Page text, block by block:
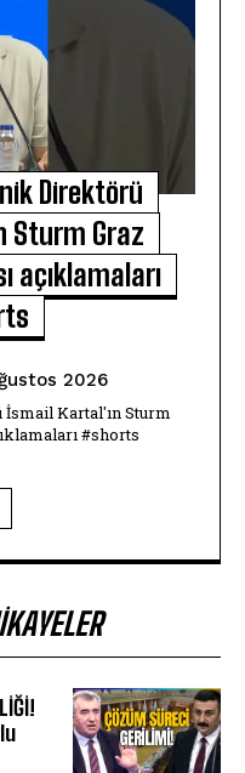
Direktörü
Sturm Graz
açıklamaları
2026
Kartal'ın Sturm
#shorts